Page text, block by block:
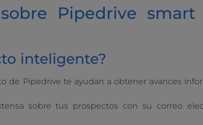
Pipedrive smart
inteligente?
de Pipedrive te ayudan a obtener avances
sobre tus prospectos con su correo